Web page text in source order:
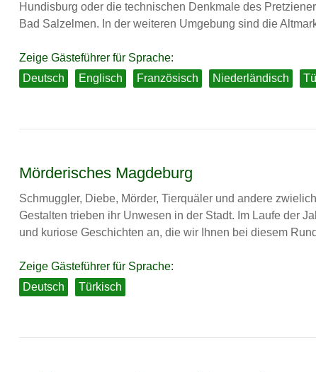
Hundisburg oder die technischen Denkmale des
Bad Salzelmen. In der weiteren Umgebung sind die
Zeige Gästeführer für Sprache:
Deutsch
Englisch Französisch Niederländisch
Mörderisches Magdeburg
Schmuggler, Diebe, Mörder, Tierquäler und andere
Gestalten trieben ihr Unwesen in der Stadt. Im Laufe der
und kuriose Geschichten an, die wir Ihnen bei diesem
Zeige Gästeführer für Sprache:
Deutsch
Türkisch